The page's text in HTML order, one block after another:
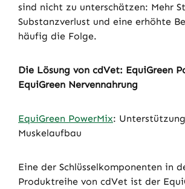
sind nicht zu unterschätzen: Mehr
Substanzverlust und eine erhöhte
häufig die Folge.
Die Lösung von cdVet: EquiGreen
EquiGreen Nervennahrung
EquiGreen PowerMix:
Muskelaufbau
Eine der Schlüsselkomponenten in
Produktreihe von cdVet ist der